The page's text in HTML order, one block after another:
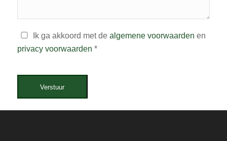
Ik ga akkoord met de algemene voorwaarden en
privacy voorwaarden *
Verstuur